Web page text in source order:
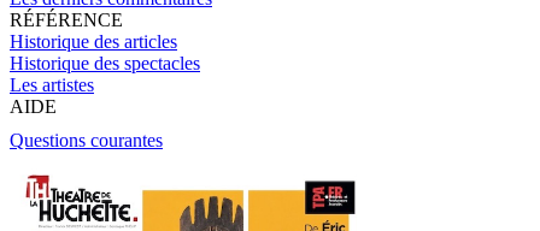
RÉFÉRENCE
Historique des articles
Historique des spectacles
Les artistes
AIDE
Questions courantes